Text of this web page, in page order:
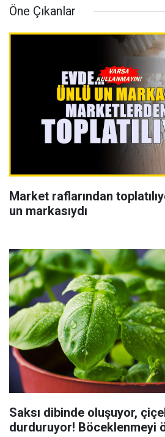
Öne Çıkanlar
Market raflarından
un markasıydı
Saksı dibinde oluşuyor,
durduruyor! Böceklenmeyi